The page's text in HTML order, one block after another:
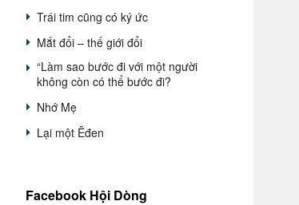
Trái tim cũng có ký ức
Mắt đổi – thế giới đổi
“Làm sao bước đi với một người
không còn có thể bước đi?
Nhớ Mẹ
Lại một Êđen
Facebook Hội Dòng